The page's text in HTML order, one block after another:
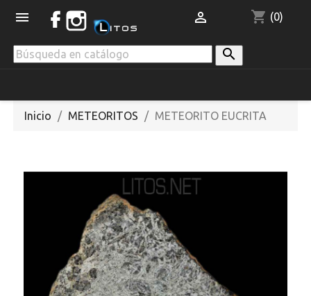
 shopping_cart (0)


Inicio METEORITOS METEORITO EUCRITA